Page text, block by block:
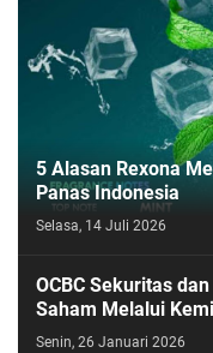
5 Alasan Rexona
Panas Indonesia
Selasa, 14 Juli 2026
OCBC Sekuritas
Saham Melalui
Senin, 26 Januari 2026